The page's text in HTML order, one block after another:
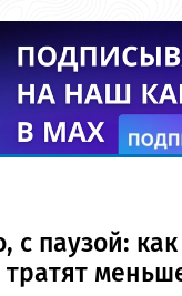
с паузой:
тратят